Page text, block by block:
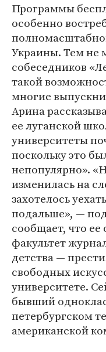
Программы
особенно
Украины. Тем не
собеседников
такой
многие
Арина
ее луганской
университеты
поскольку это
непопулярно».
изменилась на
захотелось
подальше», —
сообщает, что
факультет
детства —
свободных
университете.
бывший
петербургском
американской